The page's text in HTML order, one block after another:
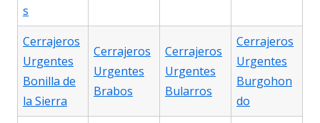
s
Cerrajeros
Urgentes
Bonilla de
la Sierra
Cerrajeros
Urgentes
Brabos
Cerrajeros
Urgentes
Bularros
Cerrajeros
Urgentes
Burgohon
do